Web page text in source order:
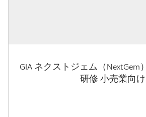
GIA ネクストジェム（NextGem
研修 小売業向け